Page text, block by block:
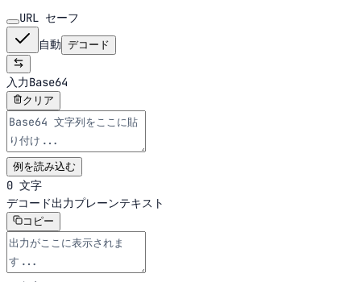
URL セーフ
自動 デコード
入力Base64
クリア
例を読み込む
0 文字
デコード出力プレーンテキスト
コピー